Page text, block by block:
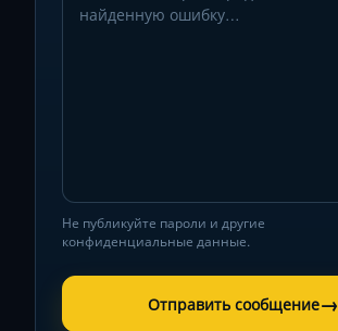
Не публикуйте пароли и другие
конфиденциальные данные.
Отправить сообщение→